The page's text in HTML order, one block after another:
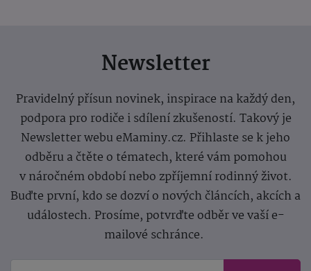
Newsletter
Pravidelný přísun novinek, inspirace na každý den,
podpora pro rodiče i sdílení zkušeností. Takový je
Newsletter webu eMaminy.cz. Přihlaste se k jeho
odběru a čtěte o tématech, které vám pomohou
v náročném období nebo zpříjemní rodinný život.
Buďte první, kdo se dozví o nových článcích, akcích a
událostech. Prosíme, potvrďte odběr ve vaší e-
mailové schránce.